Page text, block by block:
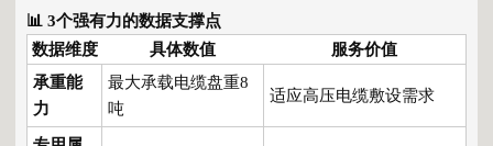
📊 3个强有力的数据支撑点
数据维度
具体数值
服务价值
承重能
力
最大承载电缆盘重8
吨
适应高压电缆敷设需求